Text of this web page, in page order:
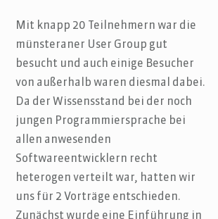
Mit knapp 20 Teilnehmern war die
münsteraner User Group gut
besucht und auch einige Besucher
von außerhalb waren diesmal dabei.
Da der Wissensstand bei der noch
jungen Programmiersprache bei
allen anwesenden
Softwareentwicklern recht
heterogen verteilt war, hatten wir
uns für 2 Vorträge entschieden.
Zunächst wurde eine Einführung in